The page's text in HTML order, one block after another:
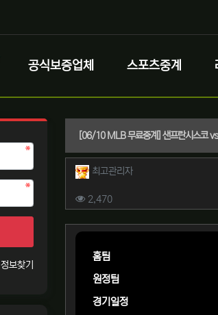
공식보증업체 스포츠중계
[06/10 MLB 무료중계] 샌프란시스코
작성자 정보
최고관리자작성
컨텐츠 정보
2,470조회
본문
홈팀
원정팀
경기일정
정보찾기